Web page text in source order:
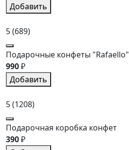
Добавить
5(689)
Подарочные конфеты "Rafaello"
990₽
Добавить
5(1208)
Подарочная коробка конфет
390₽